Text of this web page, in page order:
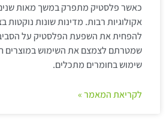
כאשר פלסטיק מתפרק במשך מאות
אקולוגיות רבות. מדינות שונות
להפחית את השפעת הפלסטיק על
שמטרתם לצמצם את השימוש במוצרים
שימוש בחומרים מתכלים.
לקריאת המאמר »